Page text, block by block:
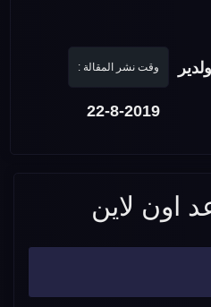
وقت نشر المقالة :
22-8-2019
اون لاين